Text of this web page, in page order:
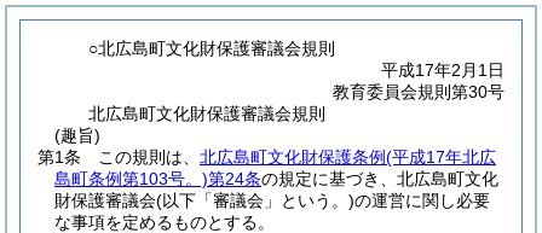
○北広島町文化財保護審議会規則
平成17年2月1日
教育委員会規則第30号
北広島町文化財保護審議会規則
(趣旨)
第1条
この規則は、 北広島町文化財保護条例(平成17年北広
島町条例第103号。)第24条の規定に基づき、北広島町文化
財保護審議会(以下「審議会」という。)の運営に関し必要
な事項を定めるものとする。